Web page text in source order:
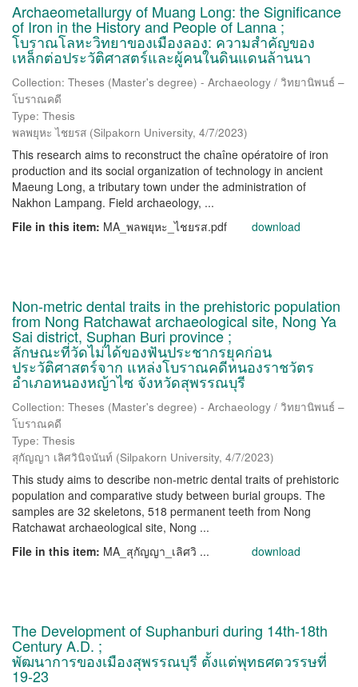
Archaeometallurgy of Muang Long: the Significance
of Iron in the History and People of Lanna ;
โบราณโลหะวิทยาของเมืองลอง: ความสำคัญของ
เหล็กต่อประวัติศาสตร์และผู้คนในดินแดนล้านนา
Collection: Theses (Master's degree) - Archaeology / วิทยานิพนธ์ –
โบราณคดี
Type: Thesis
พลพยุหะ ไชยรส (Silpakorn University, 4/7/2023)
This research aims to reconstruct the chaîne opératoire of iron
production and its social organization of technology in ancient
Maeung Long, a tributary town under the administration of
Nakhon Lampang. Field archaeology, ...
File in this item: MA_พลพยุหะ_ไชยรส.pdf download
Non-metric dental traits in the prehistoric population
from Nong Ratchawat archaeological site, Nong Ya
Sai district, Suphan Buri province ;
ลักษณะที่วัดไม่ได้ของฟันประชากรยุคก่อน
ประวัติศาสตร์จาก แหล่งโบราณคดีหนองราชวัตร
อำเภอหนองหญ้าไซ จังหวัดสุพรรณบุรี
Collection: Theses (Master's degree) - Archaeology / วิทยานิพนธ์ –
โบราณคดี
Type: Thesis
สุกัญญา เลิศวินิจนันท์ (Silpakorn University, 4/7/2023)
This study aims to describe non-metric dental traits of prehistoric
population and comparative study between burial groups. The
samples are 32 skeletons, 518 permanent teeth from Nong
Ratchawat archaeological site, Nong ...
File in this item: MA_สุกัญญา_เลิศวิ ... download
The Development of Suphanburi during 14th-18th
Century A.D. ;
พัฒนาการของเมืองสุพรรณบุรี ตั้งแต่พุทธศตวรรษที่
19-23